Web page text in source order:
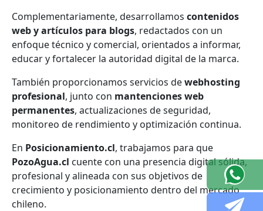
Complementariamente, desarrollamos contenidos
web y artículos para blogs, redactados con un
enfoque técnico y comercial, orientados a informar,
educar y fortalecer la autoridad digital de la marca.
También proporcionamos servicios dewebhosting
profesional, junto con mantenciones web
permanentes, actualizaciones de seguridad,
monitoreo de rendimiento y optimización continua.
En Posicionamiento.cl, trabajamos para que
PozoAgua.cl cuente con una presencia digital sólida,
profesional y alineada con sus objetivos de
crecimiento y posicionamiento dentro del mercado
chileno.